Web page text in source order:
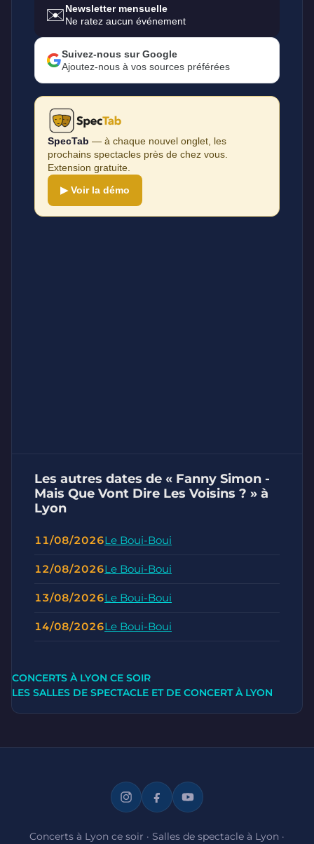
✉️Newsletter mensuelle
Ne ratez aucun événement
Suivez-nous sur Google
Ajoutez-nous à vos sources préférées
SpecTab — à chaque nouvel onglet, les
prochains spectacles près de chez vous.
Extension gratuite.
▶ Voir la démo
Les autres dates de « Fanny Simon -
Mais Que Vont Dire Les Voisins ? » à
Lyon
11/08/2026Le Boui-Boui
12/08/2026Le Boui-Boui
13/08/2026Le Boui-Boui
14/08/2026Le Boui-Boui
CONCERTS À LYON CE SOIR
LES SALLES DE SPECTACLE ET DE CONCERT À LYON
Concerts à Lyon ce soir · Salles de spectacle à Lyon ·